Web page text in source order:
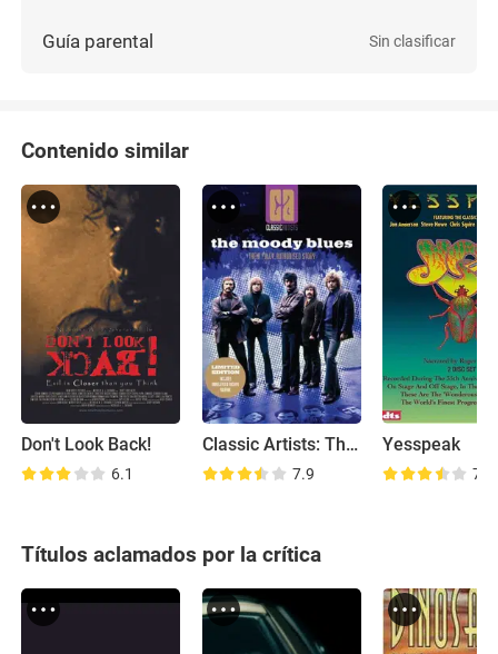
Guía parental Sin clasificar
Contenido similar
Don't Look Back!
6.1
Classic Artists: The Moody Blues
7.9
Yesspeak
7.4
Títulos aclamados por la crítica